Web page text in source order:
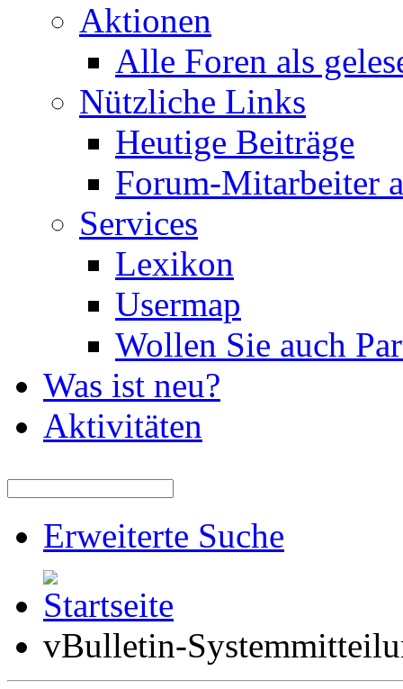
Aktionen
Alle Foren als
Nützliche Links
Heutige Beiträge
Forum-Mitarbeiter
Services
Lexikon
Usermap
Wollen Sie auch
Was ist neu?
Aktivitäten
Erweiterte Suche
vBulletin-